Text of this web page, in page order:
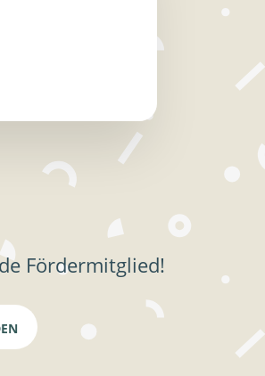
Fördermitglied!